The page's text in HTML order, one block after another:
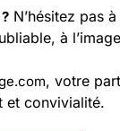
N’hésitez pas
à
, votre
et convivialité.